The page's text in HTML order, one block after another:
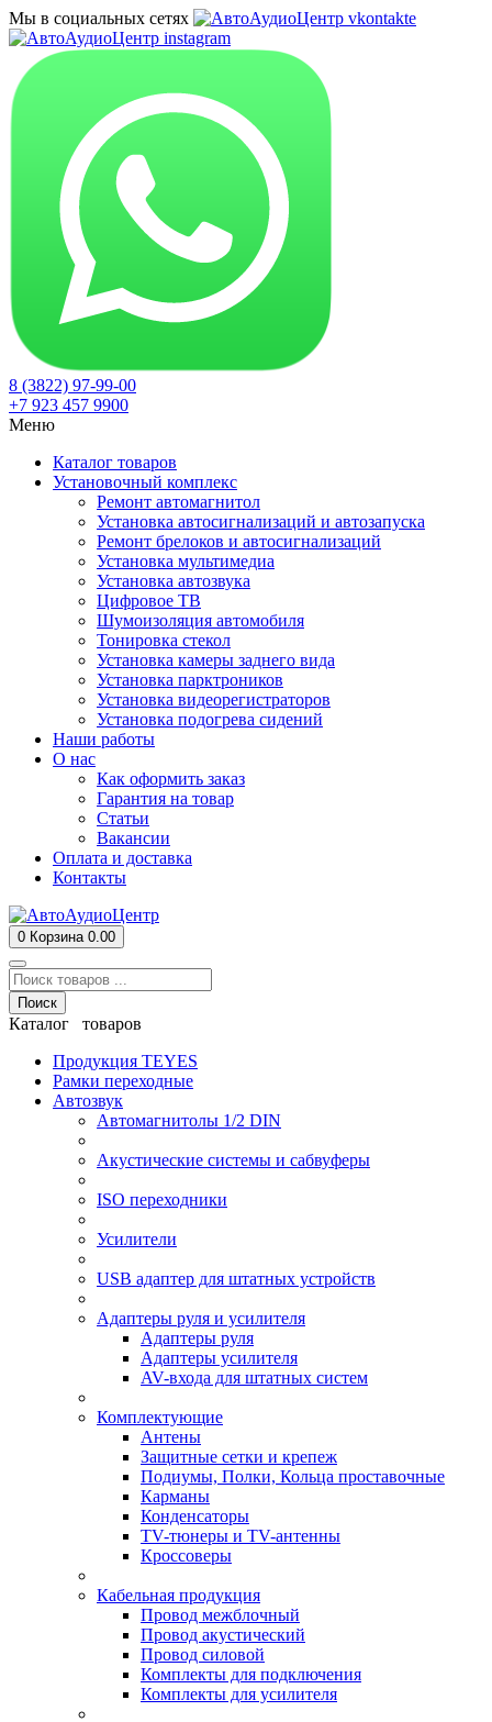
Мы в социальных сетях
8 (3822) 97-99-00
+7 923 457 9900
Меню
Каталог товаров
Установочный комплекс
Ремонт автомагнитол
Установка автосигнализаций и автозапуска
Ремонт брелоков и автосигнализаций
Установка мультимедиа
Установка автозвука
Цифровое ТВ
Шумоизоляция автомобиля
Тонировка стекол
Установка камеры заднего вида
Установка парктроников
Установка видеорегистраторов
Установка подогрева сидений
Наши работы
О нас
Как оформить заказ
Гарантия на товар
Статьи
Вакансии
Оплата и доставка
Контакты
0 Корзина 0.00
Поиск
Каталог товаров
Продукция TEYES
Рамки переходные
Автозвук
Автомагнитолы 1/2 DIN
Акустические системы и сабвуферы
ISO переходники
Усилители
USB адаптер для штатных устройств
Адаптеры руля и усилителя
Адаптеры руля
Адаптеры усилителя
AV-входа для штатных систем
Комплектующие
Антены
Защитные сетки и крепеж
Подиумы, Полки, Кольца проставочные
Карманы
Конденсаторы
TV-тюнеры и TV-антенны
Кроссоверы
Кабельная продукция
Провод межблочный
Провод акустический
Провод силовой
Комплекты для подключения
Комплекты для усилителя